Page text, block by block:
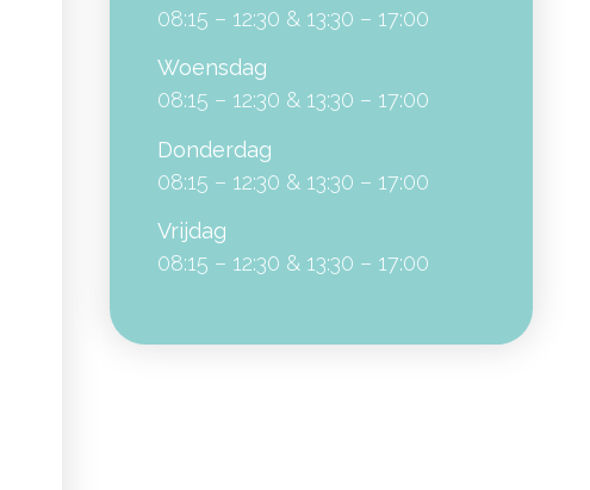
08:15 – 12:30 & 13:30 – 17:00
Woensdag
08:15 – 12:30 & 13:30 – 17:00
Donderdag
08:15 – 12:30 & 13:30 – 17:00
Vrijdag
08:15 – 12:30 & 13:30 – 17:00